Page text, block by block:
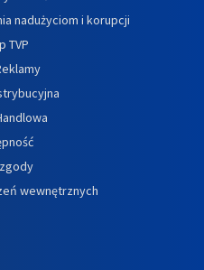
nadużyciom i korupcji
TVP
wewnętrznych